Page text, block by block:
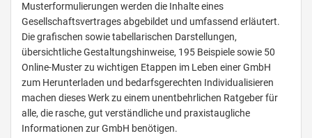
Musterformulierungen werden die Inhalte eines
Gesellschaftsvertrages abgebildet und umfassend erläutert.
Die grafischen sowie tabellarischen Darstellungen,
übersichtliche Gestaltungshinweise, 195 Beispiele sowie 50
Online-Muster zu wichtigen Etappen im Leben einer GmbH
zum Herunterladen und bedarfsgerechten Individualisieren
machen dieses Werk zu einem unentbehrlichen Ratgeber für
alle, die rasche, gut verständliche und praxistaugliche
Informationen zur GmbH benötigen.